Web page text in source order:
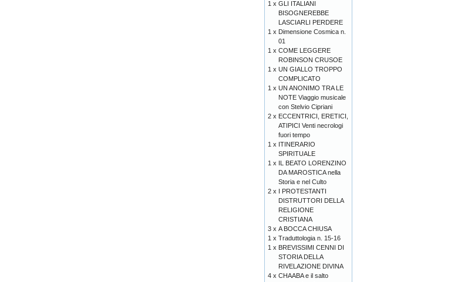
1 x GLI ITALIANI
BISOGNEREBBE
LASCIARLI PERDERE
1 x Dimensione Cosmica n.
01
1 x COME LEGGERE
ROBINSON CRUSOE
1 x UN GIALLO TROPPO
COMPLICATO
1 x UN ANONIMO TRA LE
NOTE Viaggio musicale
con Stelvio Cipriani
2 x ECCENTRICI, ERETICI,
ATIPICI Venti necrologi
fuori tempo
1 x ITINERARIO
SPIRITUALE
1 x IL BEATO LORENZINO
DA MAROSTICA nella
Storia e nel Culto
2 x I PROTESTANTI
DISTRUTTORI DELLA
RELIGIONE
CRISTIANA
3 x A BOCCA CHIUSA
1 x Traduttologia n. 15-16
1 x BREVISSIMI CENNI DI
STORIA DELLA
RIVELAZIONE DIVINA
4 x CHAABA e il salto